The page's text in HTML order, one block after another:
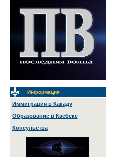
Информация
Иммиграция в Канаду
Образование в Квебеке
Консульства